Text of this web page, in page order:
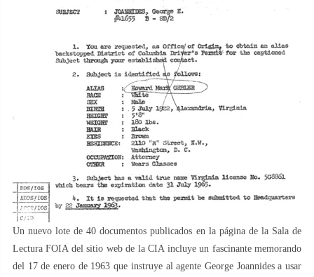
Un nuevo lote de 40 documentos publicados en la página de la Sala de
Lectura FOIA del sitio web de la CIA incluye un fascinante memorando
del 17 de enero de 1963 que instruye al agente George Joannides a usar